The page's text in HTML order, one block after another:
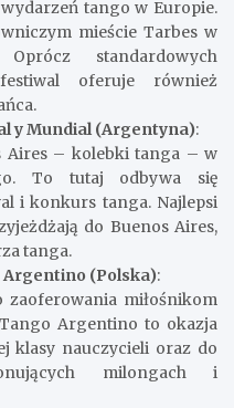
tango w Europie.
mieście Tarbes w
standardowych
oferuje również
y Mundial (Argentyna):
Aires – kolebki tanga – w
To tutaj odbywa się
i konkurs tanga. Najlepsi
do Buenos Aires,
tanga.
Argentino (Polska):
miłośnikom
Argentino to okazja
klasy nauczycieli oraz do
milongach i